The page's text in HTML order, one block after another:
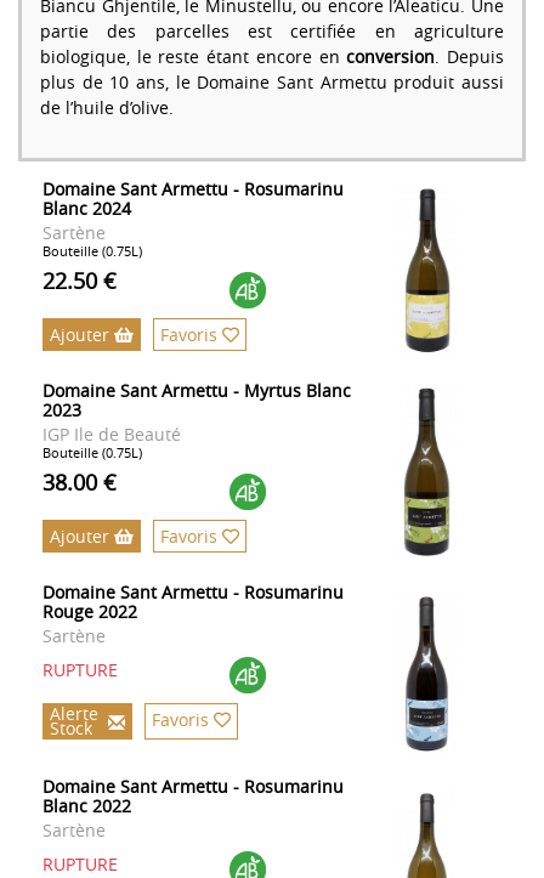
Biancu Ghjentile, le Minustellu, ou encore l’Aleaticu. Une
partie des parcelles est certifiée en agriculture
biologique, le reste étant encore enconversion. Depuis
plus de 10 ans, le Domaine Sant Armettu produit aussi
de l’huile d’olive.
Domaine Sant Armettu - Rosumarinu
Blanc 2024
Sartène
Bouteille (0.75L)
22.50 €
Ajouter Favoris
Domaine Sant Armettu - Myrtus Blanc
2023
IGP Ile de Beauté
Bouteille (0.75L)
38.00 €
Ajouter Favoris
Domaine Sant Armettu - Rosumarinu
Rouge 2022
Sartène
RUPTURE
Alerte
Stock Favoris
Domaine Sant Armettu - Rosumarinu
Blanc 2022
Sartène
RUPTURE